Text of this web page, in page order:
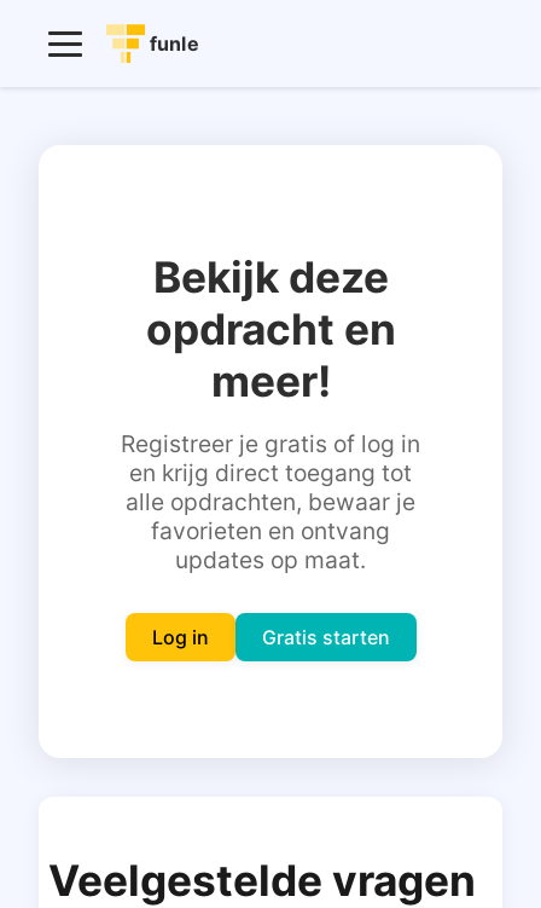
funle
Inloggen
Gratis starten
Bekijk deze
opdracht en
meer!
Registreer je gratis of log in
en krijg direct toegang tot
alle opdrachten, bewaar je
favorieten en ontvang
updates op maat.
Log in Gratis starten
Veelgestelde vragen